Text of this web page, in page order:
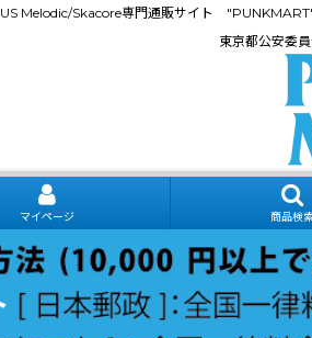
US Melodic/Skacore専門通販サイト
東京都公安委
マイページ 商品検